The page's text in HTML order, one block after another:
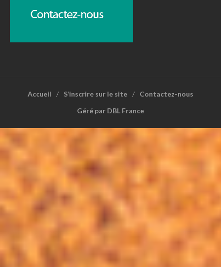
Accueil S’inscrire sur le site
Contactez-nous
Géré par DBL France